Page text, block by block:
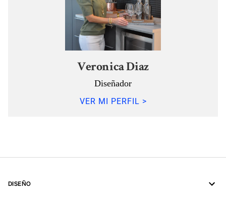
Veronica Diaz
Diseñador
VER MI PERFIL >
DISEÑO